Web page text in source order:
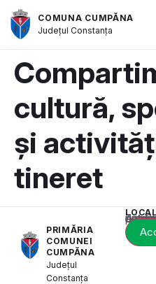
COMUNA CUMPĂNA
JudețulConstanța
cultură,
și
tineret
PRIMĂRIA
COMUNEI
CUMPĂNA
Județul
Constanța
Acest conținut este blocat până când acceptați categoria corespunzătoare de cookie-uri.